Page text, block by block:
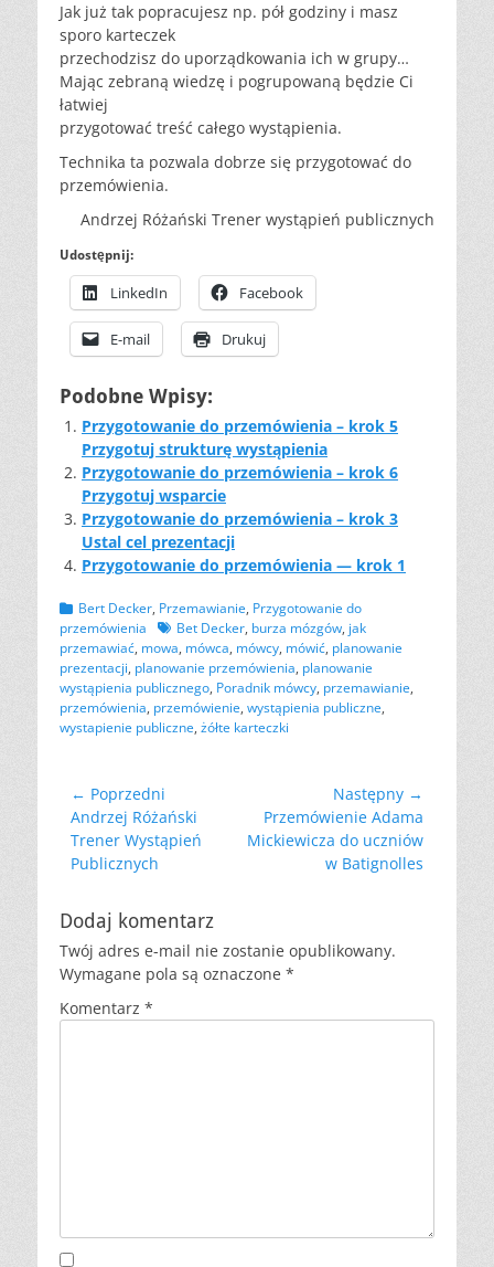
Jak już tak popracujesz np. pół godziny i masz
sporo karteczek
przechodzisz do uporządkowania ich w grupy…
Mając zebraną wiedzę i pogrupowaną będzie Ci
łatwiej
przygotować treść całego wystąpienia.
Technika ta pozwala dobrze się przygotować do
przemówienia.
Andrzej Różański Trener wystąpień publicznych
Udostępnij:
LinkedIn Facebook
E-mail Drukuj
Podobne Wpisy:
Przygotowanie do przemówienia – krok 5
Przygotuj strukturę wystąpienia
Przygotowanie do przemówienia – krok 6
Przygotuj wsparcie
Przygotowanie do przemówienia – krok 3
Ustal cel prezentacji
Przygotowanie do przemówienia — krok 1
Kategorii
Bert Decker, Przemawianie, Przygotowanie do
przemówienia
TagówBet Decker, burza mózgów, jak
przemawiać, mowa, mówca, mówcy, mówić, planowanie
prezentacji, planowanie przemówienia, planowanie
wystąpienia publicznego, Poradnik mówcy, przemawianie,
przemówienia, przemówienie, wystąpienia publiczne,
wystapienie publiczne, żółte karteczki
Nawigacja
wpisu
← Poprzedni
Poprzedni
wpis:
Andrzej Różański
Trener Wystąpień
Publicznych
Następny →
Następny
wpis:
Przemówienie Adama
Mickiewicza do uczniów
w Batignolles
Dodaj komentarz
Twój adres e-mail nie zostanie opublikowany.
Wymagane pola są oznaczone *
Komentarz *